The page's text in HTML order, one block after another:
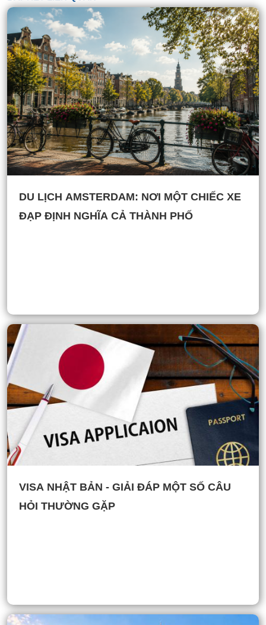
DU LỊCH AMSTERDAM: NƠI MỘT CHIẾC XE
ĐẠP ĐỊNH NGHĨA CẢ THÀNH PHỐ
VISA NHẬT BẢN - GIẢI ĐÁP MỘT SỐ CÂU
HỎI THƯỜNG GẶP